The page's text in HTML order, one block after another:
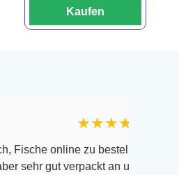
Kaufen
★★★★★
online zu bestellen!
gut verpackt an und